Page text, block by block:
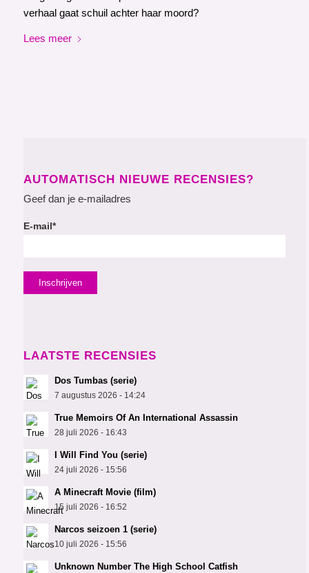
verhaal gaat schuil achter haar moord?
Lees meer
AUTOMATISCH NIEUWE RECENSIES?
Geef dan je e-mailadres
E-mail*
LAATSTE RECENSIES
Dos Tumbas (serie)
7 augustus 2026 - 14:24
True Memoirs Of An International Assassin
28 juli 2026 - 16:43
I Will Find You (serie)
24 juli 2026 - 15:56
A Minecraft Movie (film)
15 juli 2026 - 16:52
Narcos seizoen 1 (serie)
10 juli 2026 - 15:56
Unknown Number The High School Catfish